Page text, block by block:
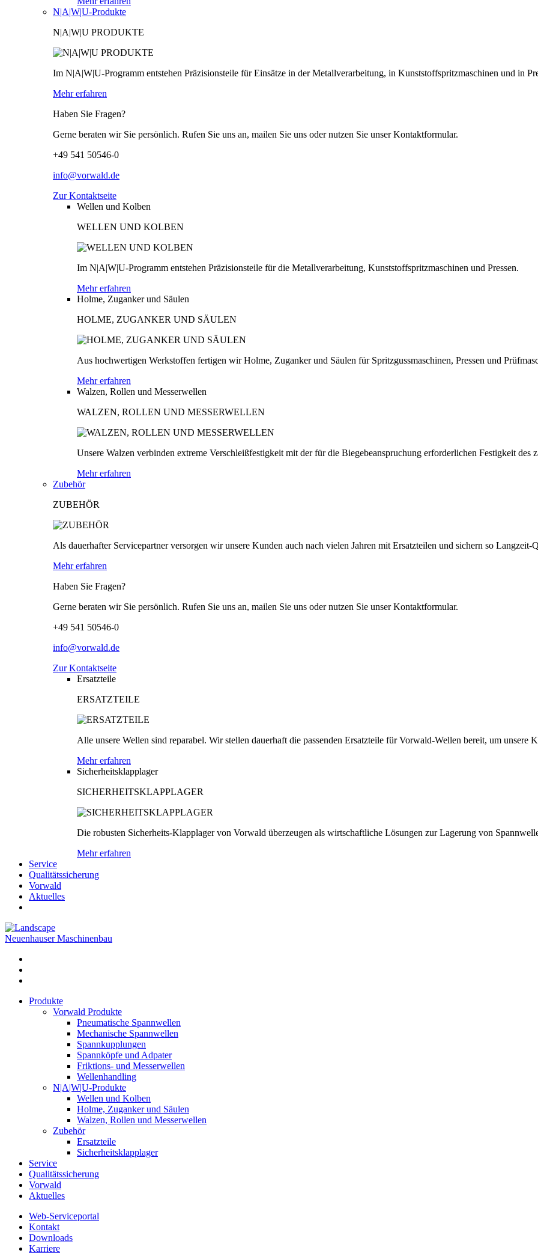
N|A|W|U-Produkte
N|A|W|U PRODUKTE
Im N|A|W|U-Programm entstehen Präzisionsteile für Einsätze in der Metallverarbeitung, in Kunststoffspritzmaschinen und in
Mehr erfahren
Haben Sie Fragen?
Gerne beraten wir Sie persönlich. Rufen Sie uns an, mailen Sie uns oder nutzen Sie unser Kontaktformular.
+49 541 50546-0
info@vorwald.de
Zur Kontaktseite
Wellen und Kolben
WELLEN UND KOLBEN
Im N|A|W|U-Programm entstehen Präzisionsteile für die Metallverarbeitung, Kunststoffspritzmaschinen und Pressen.
Mehr erfahren
Holme, Zuganker und Säulen
HOLME, ZUGANKER UND SÄULEN
Aus hochwertigen Werkstoffen fertigen wir Holme, Zuganker und Säulen für Spritzgussmaschinen, Pressen und
Mehr erfahren
Walzen, Rollen und Messerwellen
WALZEN, ROLLEN UND MESSERWELLEN
Unsere Walzen verbinden extreme Verschleißfestigkeit mit der für die Biegebeanspruchung erforderlichen Festigkeit des
Mehr erfahren
Zubehör
ZUBEHÖR
Als dauerhafter Servicepartner versorgen wir unsere Kunden auch nach vielen Jahren mit Ersatzteilen und sichern so Langzeit-
Mehr erfahren
Haben Sie Fragen?
Gerne beraten wir Sie persönlich. Rufen Sie uns an, mailen Sie uns oder nutzen Sie unser Kontaktformular.
+49 541 50546-0
info@vorwald.de
Zur Kontaktseite
Ersatzteile
ERSATZTEILE
Alle unsere Wellen sind reparabel. Wir stellen dauerhaft die passenden Ersatzteile für Vorwald-Wellen bereit, um unsere
Mehr erfahren
Sicherheitsklapplager
SICHERHEITSKLAPPLAGER
Die robusten Sicherheits-Klapplager von Vorwald überzeugen als wirtschaftliche Lösungen zur Lagerung von
Mehr erfahren
Service
Qualitätssicherung
Vorwald
Aktuelles
Neuenhauser Maschinenbau
Produkte
Vorwald Produkte
Pneumatische Spannwellen
Mechanische Spannwellen
Spannkupplungen
Spannköpfe und Adpater
Friktions- und Messerwellen
Wellenhandling
N|A|W|U-Produkte
Wellen und Kolben
Holme, Zuganker und Säulen
Walzen, Rollen und Messerwellen
Zubehör
Ersatzteile
Sicherheitsklapplager
Service
Qualitätssicherung
Vorwald
Aktuelles
Web-Serviceportal
Kontakt
Downloads
Karriere